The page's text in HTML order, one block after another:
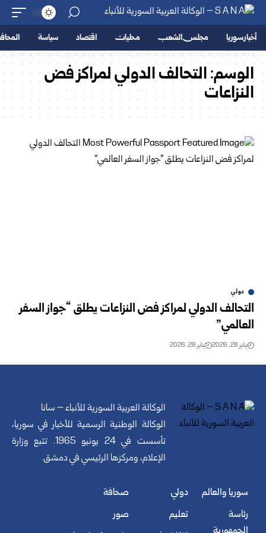
أخبار سوريا مجلس الشعب محليات اقتصاد سياسة
الوسم:التحالف الدولي لمراكز فض
النزاعات
دولي
التحالف الدولي لمراكز فض النزاعات يطلق “جواز السفر
العالمي”
يناير 28, 2026 يناير 28, 2026
الوكالة العربية السورية للأنباء – سانا
الوكالة الوطنية الرسمية للأخبار في سوريا،
تأسست في 24 يونيو 1965. تتبع وزارة
الإعلام، ومركزها الرئيسي في دمشق.
سوريا والعالم
رئاسة
دولي
تعليم
صحافة
صور